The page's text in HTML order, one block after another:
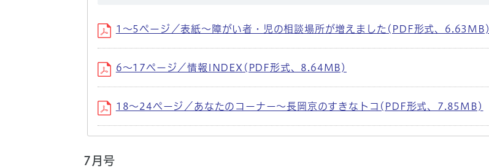
1〜5ページ／表紙〜障がい者・児の相談場所が増えました(PDF形式、6.63MB)
6〜17ページ／情報INDEX(PDF形式、8.64MB)
18〜24ページ／あなたのコーナー〜長岡京のすきなトコ(PDF形式、7.85MB)
7月号